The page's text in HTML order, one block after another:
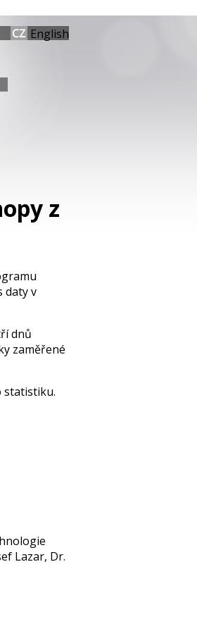
English
z
daty v
dnů
zaměřené
statistiku.
Lazar, Dr.